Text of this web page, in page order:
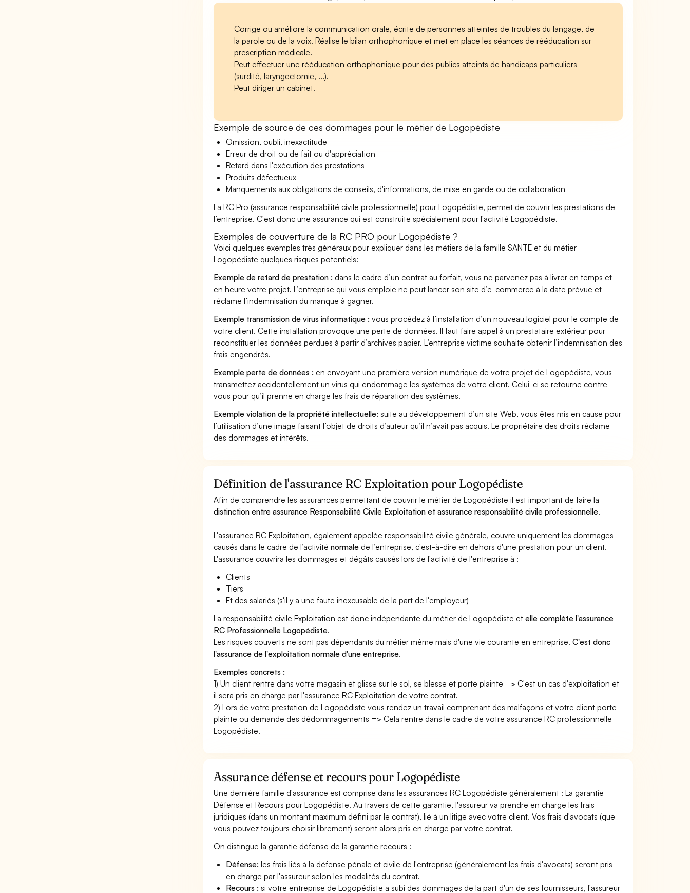
Corrige ou améliore la communication orale, écrite de personnes atteintes de troubles du langage, de
la parole ou de la voix. Réalise le bilan orthophonique et met en place les séances de rééducation sur
prescription médicale.
Peut effectuer une rééducation orthophonique pour des publics atteints de handicaps particuliers
(surdité, laryngectomie, ...).
Peut diriger un cabinet.
Exemple de source de ces dommages pour le métier de Logopédiste
Omission, oubli, inexactitude
Erreur de droit ou de fait ou d'appréciation
Retard dans l'exécution des prestations
Produits défectueux
Manquements aux obligations de conseils, d'informations, de mise en garde ou de collaboration
La RC Pro (assurance responsabilité civile professionnelle) pour Logopédiste, permet de couvrir les prestations de
l’entreprise. C'est donc une assurance qui est construite spécialement pour l'activité Logopédiste.
Exemples de couverture de la RC PRO pour Logopédiste ?
Voici quelques exemples très généraux pour expliquer dans les métiers de la famille SANTE et du métier
Logopédiste quelques risques potentiels:
Exemple de retard de prestation : dans le cadre d’un contrat au forfait, vous ne parvenez pas à livrer en temps et
en heure votre projet. L’entreprise qui vous emploie ne peut lancer son site d’e-commerce à la date prévue et
réclame l’indemnisation du manque à gagner.
Exemple transmission de virus informatique : vous procédez à l’installation d’un nouveau logiciel pour le compte de
votre client. Cette installation provoque une perte de données. Il faut faire appel à un prestataire extérieur pour
reconstituer les données perdues à partir d’archives papier. L’entreprise victime souhaite obtenir l’indemnisation des
frais engendrés.
Exemple perte de données : en envoyant une première version numérique de votre projet de Logopédiste, vous
transmettez accidentellement un virus qui endommage les systèmes de votre client. Celui-ci se retourne contre
vous pour qu’il prenne en charge les frais de réparation des systèmes.
Exemple violation de la propriété intellectuelle: suite au développement d’un site Web, vous êtes mis en cause pour
l’utilisation d’une image faisant l’objet de droits d’auteur qu’il n’avait pas acquis. Le propriétaire des droits réclame
des dommages et intérêts.
Définition de l'assurance RC Exploitation pour Logopédiste
Afin de comprendre les assurances permettant de couvrir le métier de Logopédiste il est important de faire la
distinction entre assurance Responsabilité Civile Exploitation et assurance responsabilité civile professionnelle.
L'assurance RC Exploitation, également appelée responsabilité civile générale, couvre uniquement les dommages
causés dans le cadre de l’activiténormale de l’entreprise, c'est-à-dire en dehors d'une prestation pour un client.
L'assurance couvrira les dommages et dégâts causés lors de l'activité de l'entreprise à :
Clients
Tiers
Et des salariés (s'il y a une faute inexcusable de la part de l'employeur)
La responsabilité civile Exploitation est donc indépendante du métier de Logopédiste etelle complète l'assurance
RC Professionnelle Logopédiste.
Les risques couverts ne sont pas dépendants du métier même mais d'une vie courante en entreprise.C'est donc
l'assurance de l'exploitation normale d'une entreprise.
Exemples concrets :
1) Un client rentre dans votre magasin et glisse sur le sol, se blesse et porte plainte => C'est un cas d'exploitation et
il sera pris en charge par l'assurance RC Exploitation de votre contrat.
2) Lors de votre prestation de Logopédiste vous rendez un travail comprenant des malfaçons et votre client porte
plainte ou demande des dédommagements => Cela rentre dans le cadre de votre assurance RC professionnelle
Logopédiste.
Assurance défense et recours pour Logopédiste
Une dernière famille d'assurance est comprise dans les assurances RC Logopédiste généralement : La garantie
Défense et Recours pour Logopédiste. Au travers de cette garantie, l'assureur va prendre en charge les frais
juridiques (dans un montant maximum défini par le contrat), lié à un litige avec votre client. Vos frais d'avocats (que
vous pouvez toujours choisir librement) seront alors pris en charge par votre contrat.
On distingue la garantie défense de la garantie recours :
Défense: les frais liés à la défense pénale et civile de l'entreprise (généralement les frais d'avocats) seront pris
en charge par l'assureur selon les modalités du contrat.
Recours : si votre entreprise de Logopédiste a subi des dommages de la part d'un de ses fournisseurs, l'assureur